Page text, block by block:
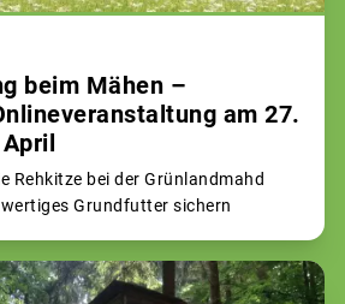
beim Mähen –
am 27.
Rehkitze bei der Grünlandmahd
Grundfutter sichern